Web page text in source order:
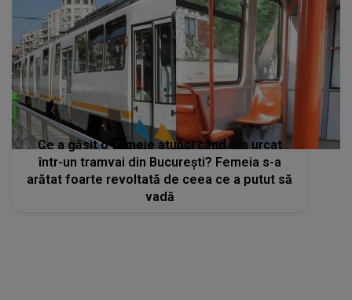
Ce a găsit o femeie atunci când s-a urcat
într-un tramvai din București? Femeia s-a
arătat foarte revoltată de ceea ce a putut să
vadă